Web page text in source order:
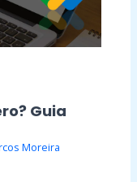
Guia
Moreira